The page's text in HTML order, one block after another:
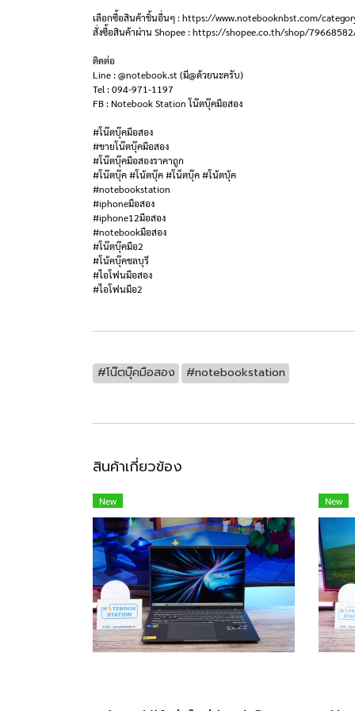
เลือกซื้อสินค้าชิ้นอื่นๆ : https://www.notebooknbst.com/
สั่งซื้อสินค้าผ่าน Shopee : https://shopee.co.th/shop/
ติดต่อ
Line : @notebook.st (มี@ด้วยนะครับ)
Tel : 094-971-1197
FB : Notebook Station โน๊ตบุ๊คมือสอง
#โน๊ตบุ๊คมือสอง
#ขายโน๊ตบุ๊คมือสอง
#โน๊ตบุ๊คมือสองราคาถูก
#โน๊ตบุ๊ค #โน้ตบุ๊ค #โน็ตบุ๊ค #โน้ตบุ้ค
#notebookstation
#iphoneมือสอง
#iphone12มือสอง
#notebookมือสอง
#โน๊ตบุ๊คมือ2
#โน้คบุ๊คชลบุรี
#ไอโฟนมือสอง
#ไอโฟนมือ2
#โน๊ตบุ๊คมือสอง #notebookstation
สินค้าเกี่ยวข้อง
New New